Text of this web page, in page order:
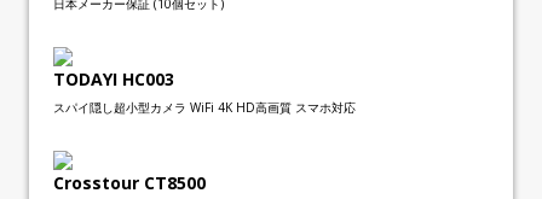
日本メーカー保証 (10個セット)
TODAYI HC003
スパイ隠し超小型カメラ WiFi 4K HD高画質 スマホ対応
Crosstour CT8500